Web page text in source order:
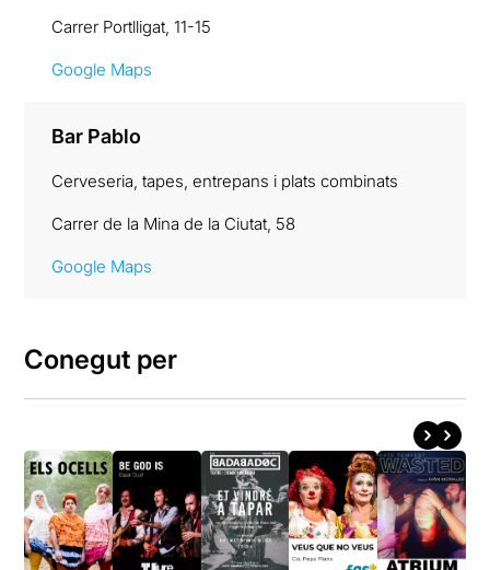
Carrer Portlligat, 11-15
Google Maps
Bar Pablo
Cerveseria, tapes, entrepans i plats combinats
Carrer de la Mina de la Ciutat, 58
Google Maps
Conegut per